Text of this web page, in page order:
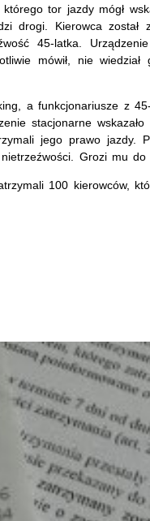
tor jazdy mógł
drogi. Kierowca został
45-latka.
mówił, nie
a funkcjonariusze z
stacjonarne
jego prawo jazdy.
Grozi mu
100 kierowców,